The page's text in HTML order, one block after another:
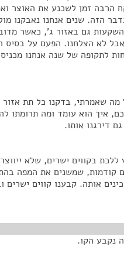
הרבה זמן לשכנע את האוצר
הזה. שנים אנחנו נאבקנו
גם באזור ג', כאשר
אבל לא הצלחנו. הפעם על בסיס
לתקופה של שנה אנחנו
מה שאמרתי, בדקנו כל תת
איך הוא עומד ומה תרומתו
דירגנו אותו.
ללכת בקווים ישרים, שלא
קודמות, שמשנים את המפה
אותה. קבענו קווים ישרים
נקבע הקו.